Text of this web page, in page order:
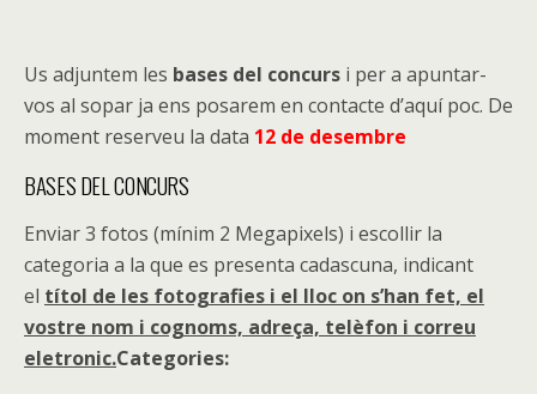
Us adjuntem les bases del concurs i per a apuntar-
vos al sopar ja ens posarem en contacte d’aquí poc. De
moment reserveu la data 12 de desembre
BASES DEL CONCURS
Enviar 3 fotos (mínim 2 Megapixels) i escollir la
categoria a la que es presenta cadascuna, indicant
el títol de les fotografies i el lloc on s’han fet, el
vostre nom i cognoms, adreça, telèfon i correu
eletronic.Categories: